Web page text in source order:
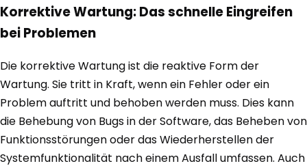
Korrektive Wartung: Das schnelle Eingreifen
bei Problemen
Die korrektive Wartung ist die reaktive Form der
Wartung. Sie tritt in Kraft, wenn ein Fehler oder ein
Problem auftritt und behoben werden muss. Dies kann
die Behebung von Bugs in der Software, das Beheben von
Funktionsstörungen oder das Wiederherstellen der
Systemfunktionalität nach einem Ausfall umfassen. Auch